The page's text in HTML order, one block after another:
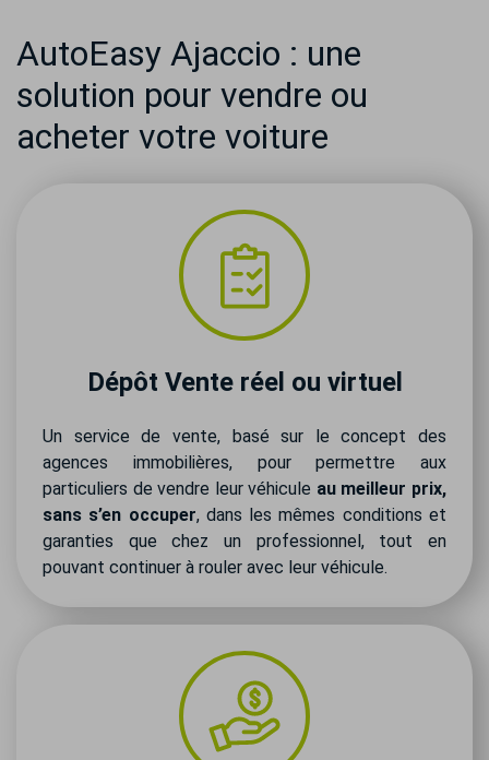
AutoEasy Ajaccio : une
solution pour vendre ou
acheter votre voiture
Dépôt Vente réel ou virtuel
Un service de vente, basé sur le concept des
agences immobilières, pour permettre aux
particuliers de vendre leur véhicule au meilleur prix,
sans s’en occuper, dans les mêmes conditions et
garanties que chez un professionnel, tout en
pouvant continuer à rouler avec leur véhicule.